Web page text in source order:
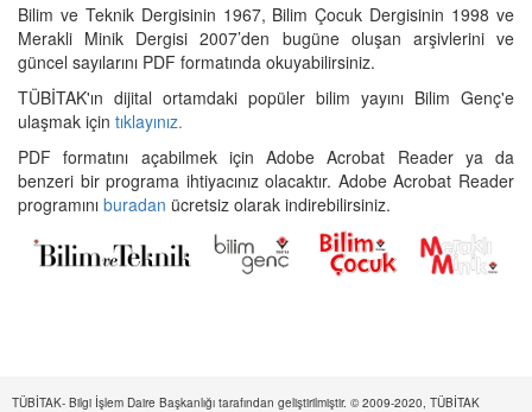
Bilim ve Teknik Dergisinin 1967, Bilim Çocuk Dergisinin 1998 ve
Merakli Minik Dergisi 2007’den bugüne oluşan arşivlerini ve
güncel sayılarını PDF formatında okuyabilirsiniz.
TÜBİTAK'ın dijital ortamdaki popüler bilim yayını Bilim Genç'e
ulaşmak için tıklayınız.
PDF formatını açabilmek için Adobe Acrobat Reader ya da
benzeri bir programa ihtiyacınız olacaktır. Adobe Acrobat Reader
programını buradan ücretsiz olarak indirebilirsiniz.
TÜBİTAK- Bilgi İşlem Daire Başkanlığı tarafından geliştirilmiştir. © 2009-2020, TÜBİTAK